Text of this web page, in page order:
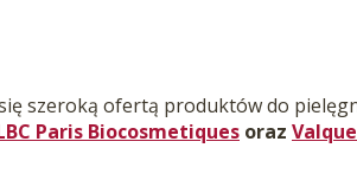
szeroką ofertą produktów do
Paris Biocosmetiques oraz